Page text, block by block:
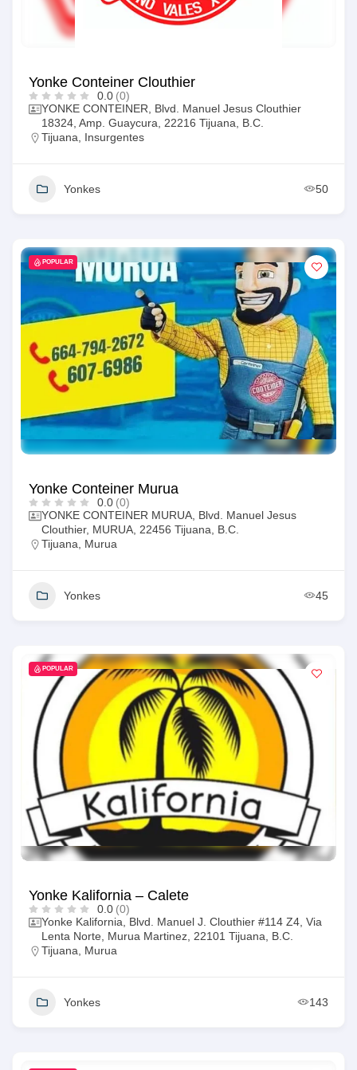
Yonke Conteiner Clouthier
0.0 (0)
YONKE CONTEINER, Blvd. Manuel Jesus Clouthier
18324, Amp. Guaycura, 22216 Tijuana, B.C.
Tijuana
Insurgentes
Yonkes 50
POPULAR
Yonke Conteiner Murua
0.0 (0)
YONKE CONTEINER MURUA, Blvd. Manuel Jesus
Clouthier, MURUA, 22456 Tijuana, B.C.
Tijuana
Murua
Yonkes 45
POPULAR
Yonke Kalifornia – Calete
0.0 (0)
Yonke Kalifornia, Blvd. Manuel J. Clouthier #114 Z4, Via
Lenta Norte, Murua Martinez, 22101 Tijuana, B.C.
Tijuana
Murua
Yonkes 143